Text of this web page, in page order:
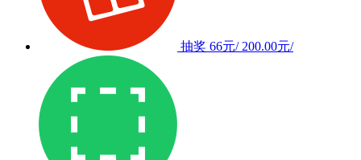
抽奖 66元/ 200.00元/